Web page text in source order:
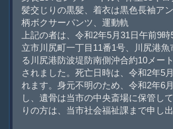
髪交じりの黒髪、着衣は黒色長袖ア
柄ボクサーパンツ、運動軌
上記の者は、令和2年5月31日午前9
立市川尻町一丁目11番1号、川尻港
る川尻港防波堤防南側沖合約10メー
されました。死亡日時は、令和2年5
れます。身元不明のため、令和2年6
し、遺骨は当市の中央斎場に保管し
りの方は、当市社会福祉課まで申し